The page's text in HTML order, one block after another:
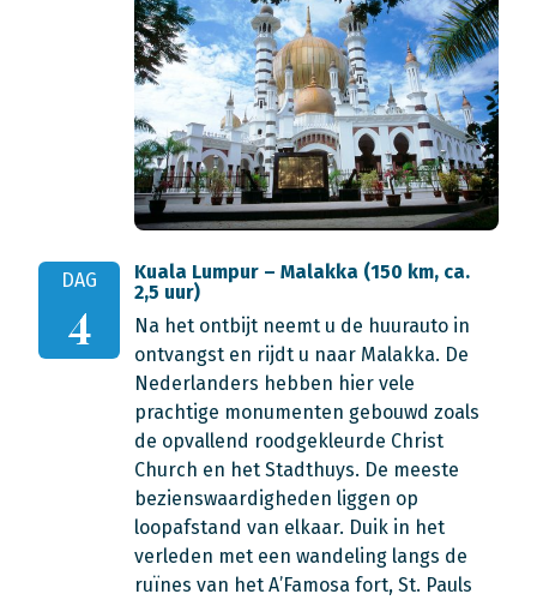
DAG
4
Kuala Lumpur – Malakka (150 km, ca.
2,5 uur)
Na het ontbijt neemt u de huurauto in
ontvangst en rijdt u naar Malakka. De
Nederlanders hebben hier vele
prachtige monumenten gebouwd zoals
de opvallend roodgekleurde Christ
Church en het Stadthuys. De meeste
bezienswaardigheden liggen op
loopafstand van elkaar. Duik in het
verleden met een wandeling langs de
ruïnes van het A’Famosa fort, St. Pauls